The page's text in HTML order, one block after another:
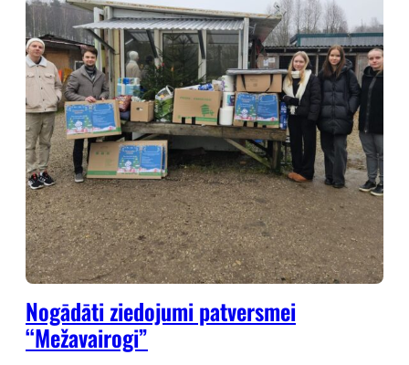
Nogādāti ziedojumi patversmei
“Mežavairogi”